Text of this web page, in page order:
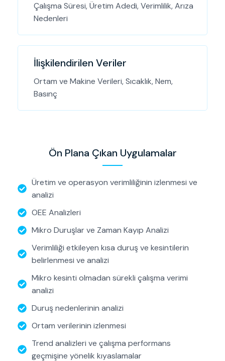
Çalışma Süresi, Üretim Adedi, Verimlilik, Arıza
Nedenleri
İlişkilendirilen Veriler
Ortam ve Makine Verileri, Sıcaklık, Nem,
Basınç
Ön Plana Çıkan Uygulamalar
Üretim ve operasyon verimliliğinin izlenmesi ve
analizi
OEE Analizleri
Mikro Duruşlar ve Zaman Kayıp Analizi
Verimliliği etkileyen kısa duruş ve kesintilerin
belirlenmesi ve analizi
Mikro kesinti olmadan sürekli çalışma verimi
analizi
Duruş nedenlerinin analizi
Ortam verilerinin izlenmesi
Trend analizleri ve çalışma performans
geçmişine yönelik kıyaslamalar